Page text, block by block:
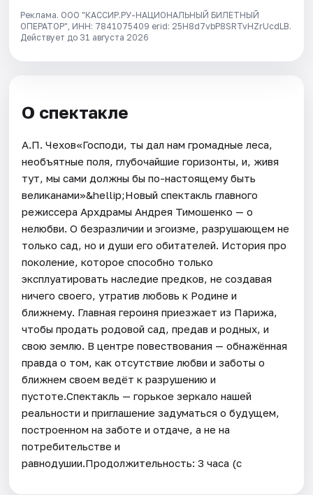
Реклама. ООО "КАССИР.РУ-НАЦИОНАЛЬНЫЙ БИЛЕТНЫЙ
ОПЕРАТОР", ИНН: 7841075409 erid: 25H8d7vbP8SRTvHZrUcdLB.
Действует до 31 августа 2026
О спектакле
А.П. Чехов«Господи, ты дал нам громадные леса,
необъятные поля, глубочайшие горизонты, и, живя
тут, мы сами должны бы по-настоящему быть
великанами»&hellip;Новый спектакль главного
режиссера Архдрамы Андрея Тимошенко — о
нелюбви. О безразличии и эгоизме, разрушающем не
только сад, но и души его обитателей. История про
поколение, которое способно только
эксплуатировать наследие предков, не создавая
ничего своего, утратив любовь к Родине и
ближнему. Главная героиня приезжает из Парижа,
чтобы продать родовой сад, предав и родных, и
свою землю. В центре повествования — обнажённая
правда о том, как отсутствие любви и заботы о
ближнем своем ведёт к разрушению и
пустоте.Спектакль — горькое зеркало нашей
реальности и приглашение задуматься о будущем,
построенном на заботе и отдаче, а не на
потребительстве и
равнодушии.Продолжительность: 3 часа (с